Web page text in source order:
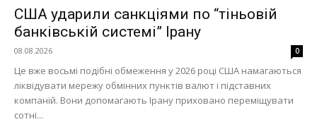
США ударили санкціями по “тіньовій
банківській системі” Ірану
08.08.2026 0
Це вже восьмі подібні обмеження у 2026 році США намагаються
ліквідувати мережу обмінних пунктів валют і підставних
компаній. Вони допомагають Ірану приховано переміщувати
сотні...